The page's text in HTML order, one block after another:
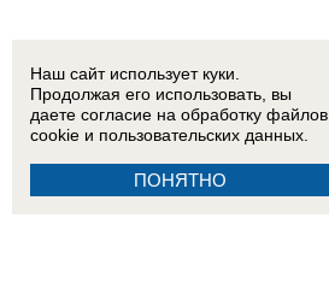
Наш сайт использует куки.
Продолжая его использовать, вы
даете согласие на обработку файлов
cookie и пользовательских данных.
ПОНЯТНО